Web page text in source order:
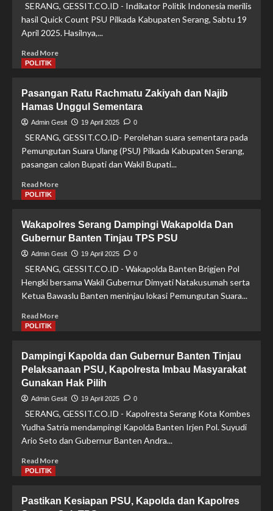
Kecamatan
Jawilan
SERANG, GESSIT.CO.ID - Indikator Politik Indonesia merilis
hasil Quick Count PSU Pilkada Kabupaten Serang, Sabtu 19
April 2025. Hasilnya,...
Read MoreRead
Penambahan
6
Persen
Suara,
Pasangan
Ratu
Rachmatuzakiyah
PSU
Kabupaten
Serang
POLITIK
Pasangan Ratu Rachmatu Zakiyah dan Najib
Hamas Unggul Sementara
Admin Gesit 19 April 2025 0
SERANG, GESSIT.CO.ID- Perolehan suara sementara pada
Pemungutan Suara Ulang (PSU) Pilkada Kabupaten Serang,
pasangan calon Bupati dan Wakil Bupati...
Read MoreRead
Ratu
Rachmatu
Zakiyah
dan
Najib
Hamas
Unggul
POLITIK
Wakapolres Serang Dampingi Wakapolda Dan
Gubernur Banten Tinjau TPS PSU
Admin Gesit 19 April 2025 0
SERANG, GESSIT.CO.ID - Wakapolda Banten Brigjen Pol
Hengki bersama Wakil Gubernur Dimyati Natakusumah serta
Ketua Bawaslu Banten meninjau lokasi Pemungutan Suara...
Read MoreRead
Serang
Dampingi
Wakapolda
Dan
Banten
Tinjau
TPS
POLITIK
Dampingi Kapolda dan Gubernur Banten Tinjau
Pelaksanaan PSU, Kapolresta Imbau Masyarakat
Gunakan Hak Pilih
Admin Gesit 19 April 2025 0
SERANG, GESSIT.CO.ID - Kapolresta Serang Kota Kombes
Yudha Satria mendampingi Kapolda Banten Irjen Pol. Suyudi
Ario Seto dan Gubernur Banten Andra...
Read MoreRead
Kapolda
POLITIK
Pastikan Kesiapan PSU, Kapolda dan Kapolres